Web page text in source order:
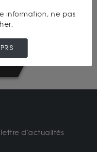
lettre d'actualités
information, ne pas